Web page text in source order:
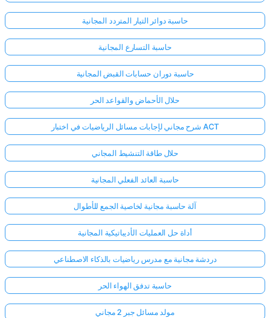
حاسبة دوائر التيار المتردد المجانية
حاسبة التسارع المجانية
حاسبة دوران حسابات القبض المجانية
حلال الأحماض والقواعد الحر
شرح مجاني لإجابات مسائل الرياضيات في اختبار ACT
حلال طاقة التنشيط المجاني
حاسبة العائد الفعلي المجانية
آلة حاسبة مجانية لخاصية الجمع للأطوال
أداة حل العمليات الأديباتيكية المجانية
دردشة مجانية مع مدرس رياضيات بالذكاء الاصطناعي
حاسبة تدفق الهواء الحر
مولد مسائل جبر 2 مجاني